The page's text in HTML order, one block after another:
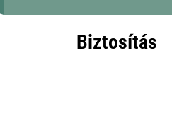
Biztosítás